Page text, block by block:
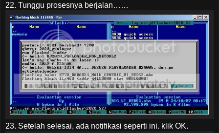
22. Tunggu prosesnya berjalan……
23. Setelah selesai, ada notifikasi seperti ini. klik OK.